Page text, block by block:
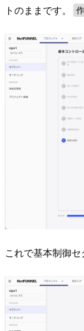
トのままです。
これで基本制御セ